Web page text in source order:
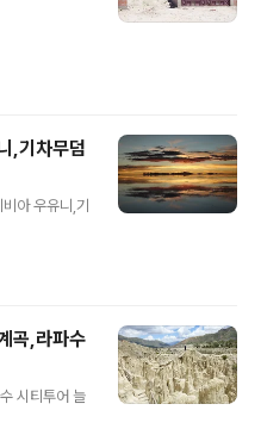
,기차무덤
아 우유니,기
곡,라파수
시티투어 늘